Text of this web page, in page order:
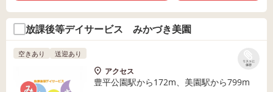
放課後等デイサービス みかづき美園
リストに
保存
空きあり 送迎あり
アクセス
豊平公園駅から172m、美園駅から799m